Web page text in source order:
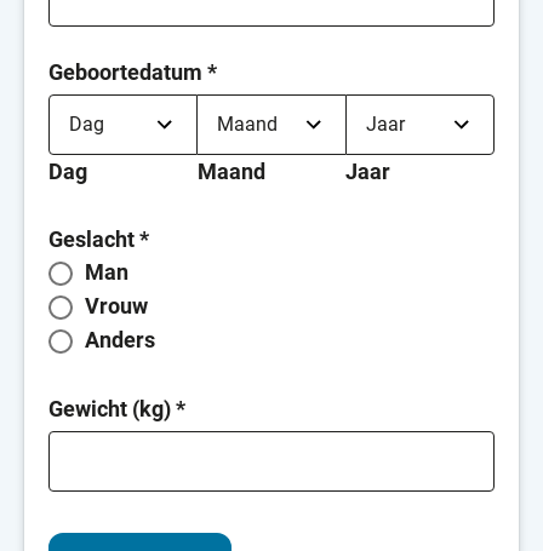
Geboortedatum *
Dag Maand Jaar
Geslacht*
Man
Vrouw
Anders
Gewicht (kg)*